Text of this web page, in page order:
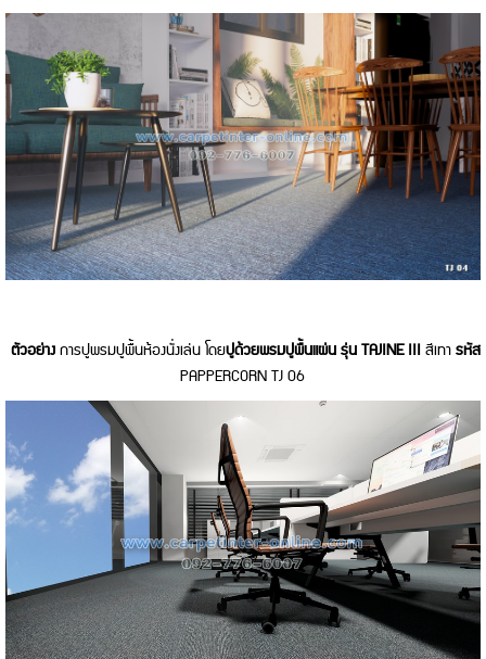
ตัวอย่างการปูพรมปูพื้นห้องนั่งเล่น โดยปูด้วยพรมปูพื้นแผ่น รุ่น TAJINE IIIสีเทารหัส
PAPPERCORN TJ 06